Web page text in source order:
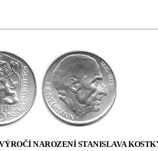
VÝROČÍ NAROZENÍ STANISLAVA